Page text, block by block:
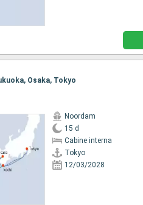
Osaka, Tokyo
Noordam
15 d
Cabine interna
Tokyo
12/03/2028